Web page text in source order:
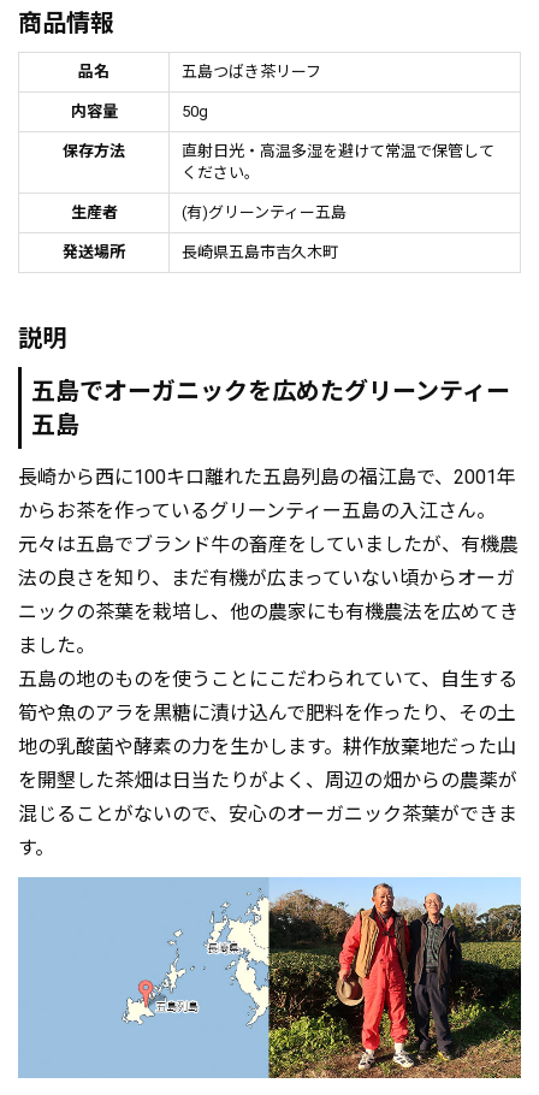
商品情報
品名 五島つばき茶リーフ
内容量 50g
保存方法
直射日光・高温多湿を避けて常温で保管して
ください。
生産者 (有)グリーンティー五島
発送場所 長崎県五島市吉久木町
説明
五島でオーガニックを広めたグリーンティー
五島
長崎から西に100キロ離れた五島列島の福江島で、2001年
からお茶を作っているグリーンティー五島の入江さん。
元々は五島でブランド牛の畜産をしていましたが、有機農
法の良さを知り、まだ有機が広まっていない頃からオーガ
ニックの茶葉を栽培し、他の農家にも有機農法を広めてき
ました。
五島の地のものを使うことにこだわられていて、自生する
筍や魚のアラを黒糖に漬け込んで肥料を作ったり、その土
地の乳酸菌や酵素の力を生かします。耕作放棄地だった山
を開墾した茶畑は日当たりがよく、周辺の畑からの農薬が
混じることがないので、安心のオーガニック茶葉ができま
す。